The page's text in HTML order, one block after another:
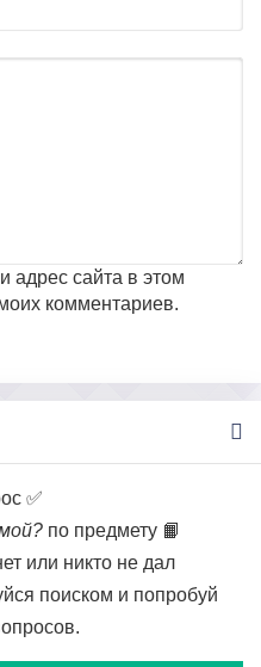
адрес сайта в этом
комментариев.
✅
по предмету 📙
или никто не дал
поиском и попробуй